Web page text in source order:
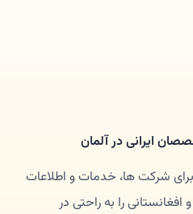
ایرانی در آلمان
شرکت ها، خدمات و اطلاعات
را به راحتی در